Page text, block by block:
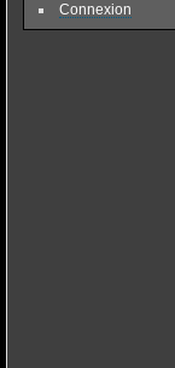
Connexion